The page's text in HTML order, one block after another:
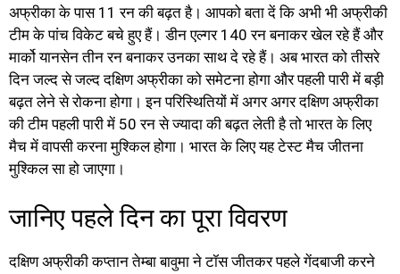
अफ्रीका के पास 11 रन की बढ़त है। आपको बता दें कि अभी भी अफ्रीकी
टीम के पांच विकेट बचे हुए हैं। डीन एल्गर 140 रन बनाकर खेल रहे हैं और
मार्को यानसेन तीन रन बनाकर उनका साथ दे रहे हैं। अब भारत को तीसरे
दिन जल्द से जल्द दक्षिण अफ्रीका को समेटना होगा और पहली पारी में बड़ी
बढ़त लेने से रोकना होगा। इन परिस्थितियों में अगर अगर दक्षिण अफ्रीका
की टीम पहली पारी में 50 रन से ज्यादा की बढ़त लेती है तो भारत के लिए
मैच में वापसी करना मुश्किल होगा। भारत के लिए यह टेस्ट मैच जीतना
मुश्किल सा हो जाएगा।
जानिए पहले दिन का पूरा विवरण
दक्षिण अफ्रीकी कप्तान तेम्बा बावुमा ने टॉस जीतकर पहले गेंदबाजी करने